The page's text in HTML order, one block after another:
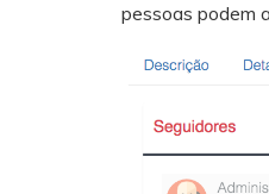
pessoas podem